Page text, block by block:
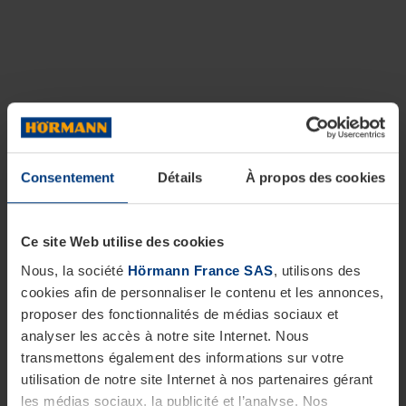
Consentement Détails À propos des cookies
Ce site Web utilise des cookies
Nous, la société Hörmann France SAS, utilisons des
cookies afin de personnaliser le contenu et les annonces,
proposer des fonctionnalités de médias sociaux et
analyser les accès à notre site Internet. Nous
transmettons également des informations sur votre
utilisation de notre site Internet à nos partenaires gérant
les médias sociaux, la publicité et l’analyse. Nos